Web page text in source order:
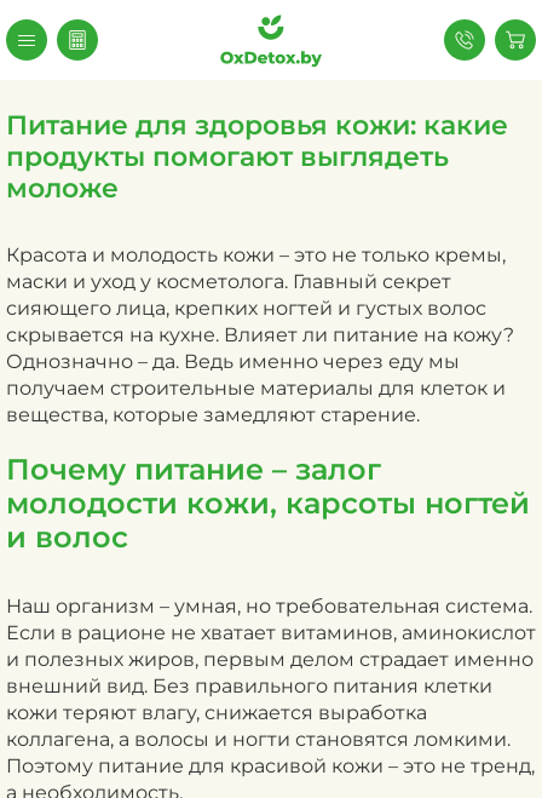
Питание для здоровья кожи: какие
продукты помогают выглядеть
моложе
Красота и молодость кожи – это не только кремы,
маски и уход у косметолога. Главный секрет
сияющего лица, крепких ногтей и густых волос
скрывается на кухне. Влияет ли питание на кожу?
Однозначно – да. Ведь именно через еду мы
получаем строительные материалы для клеток и
вещества, которые замедляют старение.
Почему питание – залог
молодости кожи, карсоты ногтей
и волос
Наш организм – умная, но требовательная система.
Если в рационе не хватает витаминов, аминокислот
и полезных жиров, первым делом страдает именно
внешний вид. Без правильного питания клетки
кожи теряют влагу, снижается выработка
коллагена, а волосы и ногти становятся ломкими.
Поэтому питание для красивой кожи – это не тренд,
а необходимость.